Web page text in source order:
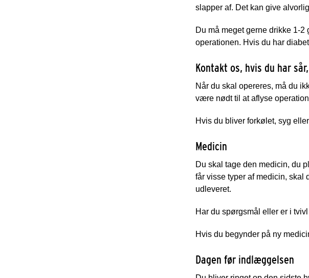
slapper af. Det kan give
Du må meget gerne drikke 1-
operationen. Hvis du har
Kontakt os, hvis du har
Når du skal opereres, må du
være nødt til at aflyse
Hvis du bliver forkølet, syg
Medicin
Du skal tage den medicin, du
får visse typer af medicin, skal
udleveret.
Har du spørgsmål eller er i
Hvis du begynder på ny
Dagen før indlæggelsen